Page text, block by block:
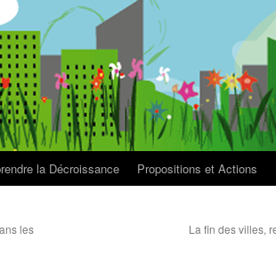
la Décroissance Propositions et Actions
les
La fin des villes,